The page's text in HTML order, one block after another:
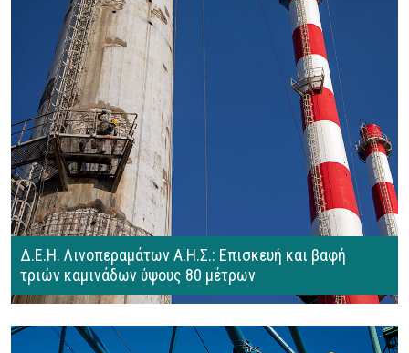
Δ.Ε.Η. Λινοπεραμάτων Α.Η.Σ.: Επισκευή και βαφή
τριών καμινάδων ύψους 80 μέτρων